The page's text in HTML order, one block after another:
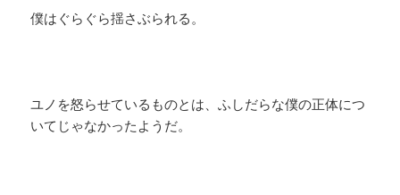
僕はぐらぐら揺さぶられる。
ユノを怒らせているものとは、ふしだらな僕の正体につ
いてじゃなかったようだ。